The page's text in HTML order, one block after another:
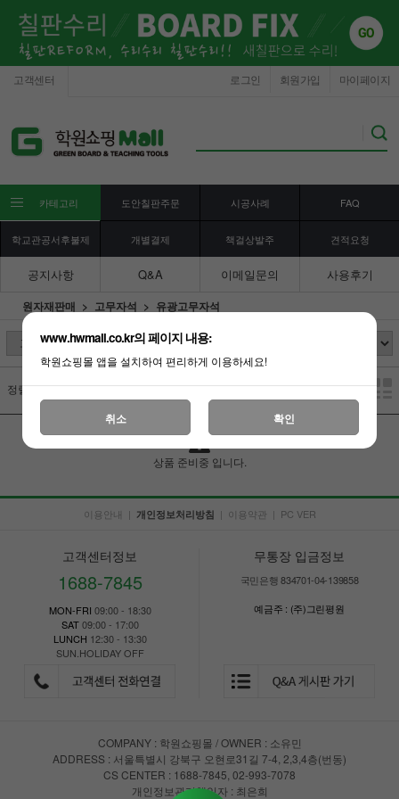
고객센터 마이페이지
회원가입
로그인
카테고리 도안칠판주문 시공사례 FAQ
학교관공서후불제 개별결제 책걸상발주 견적요청
공지사항 Q&A 이메일문의 사용후기
원자재판매 고무자석 유광고무자석
정렬
상품 준비중 입니다.
이용안내 | 개인정보처리방침 | 이용약관 | PC VER
고객센터정보
1688-7845
MON-FRI 09:00 - 18:30
SAT09:00 - 17:00
LUNCH 12:30 - 13:30
SUN.HOLIDAY OFF
무통장 입금정보
국민은행 834701-04-139858
예금주 : (주)그린평원
COMPANY : 학원쇼핑몰 / OWNER : 소유민
ADDRESS : 서울특별시 강북구 오현로31길 7-4, 2,3,4층(번동)
CS CENTER : 1688-7845, 02-993-7078
개인정보관리책임자 : 최은희
www.hwmall.co.kr의 페이지 내용:
학원쇼핑몰 앱을 설치하여 편리하게 이용하세요!
취소 확인